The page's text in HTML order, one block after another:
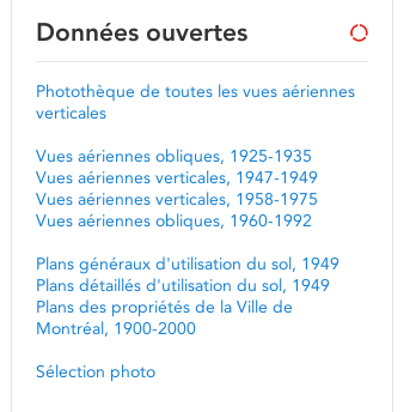
Données ouvertes
Photothèque de toutes les vues aériennes
verticales
Vues aériennes obliques, 1925-1935
Vues aériennes verticales, 1947-1949
Vues aériennes verticales, 1958-1975
Vues aériennes obliques, 1960-1992
Plans généraux d'utilisation du sol, 1949
Plans détaillés d'utilisation du sol, 1949
Plans des propriétés de la Ville de
Montréal, 1900-2000
Sélection photo